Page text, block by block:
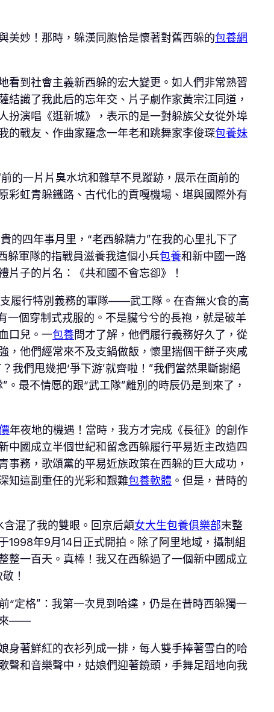
妙！那時，躲漢同胞恰是懷著對舊西躲的包養網
看到社會主義新西躲的宏大變更。如人們非常熟習
識了我此后的忘年交、片子劇作家黃宗江同道，
扮演唱《逛新城》，表示的是一對躲族父女從外埠
的戰友、作曲家羅念一年老和跳舞家李俊琛包養妹
一片片臭水坑和雜草不見蹤跡，展示在面前的
彩虹青躲鐵路、古代化的貢嘎機場、堪與國際外有
四年事月里，“老西躲精力”在我的心里扎下了
躲軍隊的指戰員滋養我這個小兵包養和新中國一路
子的片名：《共和國不會忘卻》！
履行特別義務的軍隊——武工隊。在杳無火食的高
一個穿制式戎服的。不是臟兮兮的長袍，就是破羊
口兒。一包養問才了解，他們履行義務好久了，從
，他們經常來不及支鍋做飯，懷里揣個干餅子夾咸
我們甩幾把‘爭下游’就齊啦！”我們當然果斷謝絕
最不情愿的跟“武工隊”離別的時辰仍是到來了，
年夜地的機遇！當時，我方才完成《長征》的創作
中國成立半個世紀和留念西躲履行平易近主改造四
務，歌頌黨的平易近族政策在西躲的巨大成功，
知這副重任的光彩和艱難包養軟體 。但是，昔時的
混了我的雙眼。回京后顛女大生包養俱樂部末整
年9月14日正式開拍。除了阿里地域，攝制組
整一百天。真棒！我又在西躲過了一個新中國成立
！
定格”：我第一次見到哈達，仍是在昔時西躲獨一
來——
著鮮紅的衣衫列成一排，每人雙手捧著雪白的哈
聲和音樂聲中，姑娘們迎著鏡頭，手舞足蹈地向我